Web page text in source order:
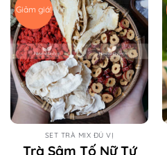
Giảm giá!
SET TRÀ MIX ĐỦ VỊ
Trà Sâm Tố Nữ Tứ